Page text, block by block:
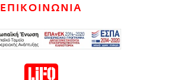
ΕΠΙΚΟΙΝΩΝΙΑ